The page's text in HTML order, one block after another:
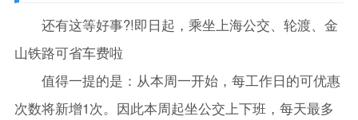
还有这等好事?!即日起，乘坐上海公交、轮渡、金
山铁路可省车费啦
值得一提的是：从本周一开始，每工作日的可优惠
次数将新增1次。因此本周起坐公交上下班，每天最多